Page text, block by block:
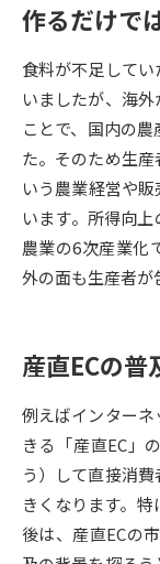
幼稚園教員資格認定
高等学校（情報）教
試験
大学で学べる内
データサイエンス特集
デジタルパンフレット
新学年スタート号特
（高3生用）
SELFBRAND特集ペー
作るだけで
食料が不足して
いましたが、海
ことで、国内の
た。そのため生
いう農業経営や
います。所得向上
農業の6次産業化
外の面も生産者が
産直ECの普
例えばインター
きる「産直EC」
う）して直接消
きくなります。
後は、産直ECの